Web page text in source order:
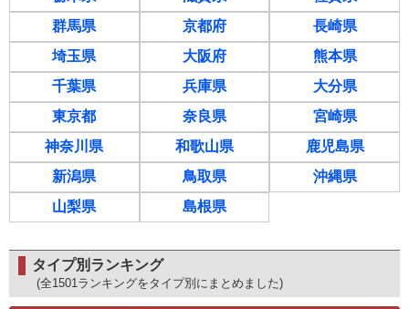
群馬県
埼玉県
千葉県
東京都
神奈川県
新潟県
山梨県
京都府
大阪府
兵庫県
奈良県
和歌山県
鳥取県
島根県
長崎県
熊本県
大分県
宮崎県
鹿児島県
沖縄県
タイプ別ランキング
(全1501ランキングをタイプ別にまとめました)